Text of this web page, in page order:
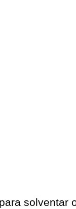
solventar